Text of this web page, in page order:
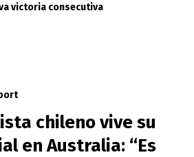
victoria consecutiva
chileno vive su
en Australia: “Es